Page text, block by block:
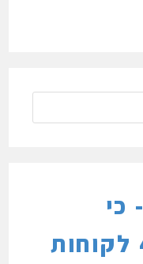
כי
למעלה מ -400 לקוחות